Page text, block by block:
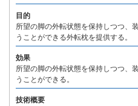
目的
所望の脚の外転状態を保持しつつ、
うことができる外転枕を提供する。
効果
所望の脚の外転状態を保持しつつ、
うことができる。
技術概要